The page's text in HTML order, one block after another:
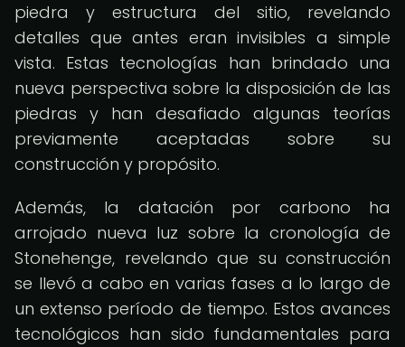
piedra y estructura del sitio, revelando
detalles que antes eran invisibles a simple
vista. Estas tecnologías han brindado una
nueva perspectiva sobre la disposición de las
piedras y han desafiado algunas teorías
previamente aceptadas sobre su
construcción y propósito.
Además, la datación por carbono ha
arrojado nueva luz sobre la cronología de
Stonehenge, revelando que su construcción
se llevó a cabo en varias fases a lo largo de
un extenso período de tiempo. Estos avances
tecnológicos han sido fundamentales para